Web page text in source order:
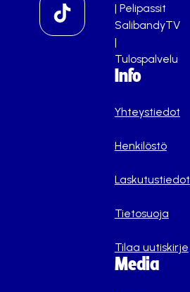
| Pelipassit
SalibandyTV
|
Tulospalvelu
Info
Yhteystiedot
Henkilöstö
Laskutustiedot
Tietosuoja
Tilaa uutiskirje
Media